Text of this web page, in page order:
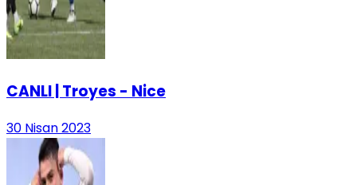
CANLI | Troyes - Nice
30 Nisan 2023